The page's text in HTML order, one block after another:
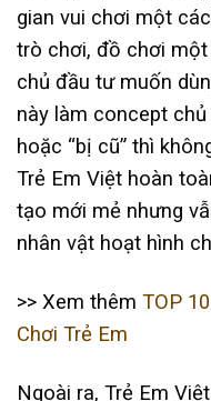
gian vui chơi một
trò chơi, đồ chơi
chủ đầu tư muốn
này làm concept
hoặc “bị cũ” thì
Trẻ Em Việt hoàn
tạo mới mẻ nhưng
nhân vật hoạt hình
>> Xem thêm TOP
Chơi Trẻ Em
Ngoài ra, Trẻ Em